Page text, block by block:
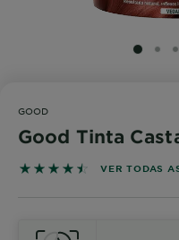
GOOD
Good Tinta
4.5 out of 5 stars
VER TODAS